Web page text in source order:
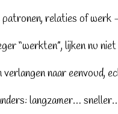
relaties of werk
“werkten”, lijken nu
naar eenvoud,
langzamer…